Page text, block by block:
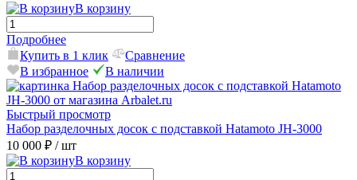
В корзину
Подробнее
Купить в 1 клик
Сравнение
В избранное
В наличии
Быстрый просмотр
Набор разделочных досок с подставкой Hatamoto JH-3000
10 000 ₽ / шт
В корзину